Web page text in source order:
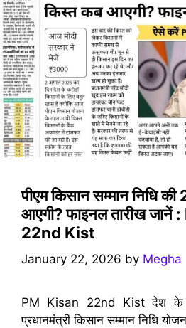
पीएम किसान सम्मान निधि
आएगी? फाइनल तारीख जानें
22nd Kist
January 22, 2026 by Megha
PM Kisan 22nd Kist देश के
प्रधानमंत्री किसान सम्मान निधि